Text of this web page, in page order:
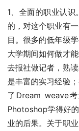
1、全面的职业认
的，对这个职业有
目。很多的低年级
大学期间如何做才
去报社做记者，熟
是丰富的实习经验
了Dream weave
Photoshop学得好
业的后果。关于职